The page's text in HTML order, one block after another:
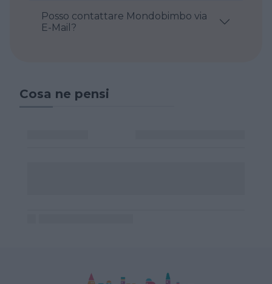
Posso contattare Mondobimbo via
E-Mail?
Cosa ne pensi